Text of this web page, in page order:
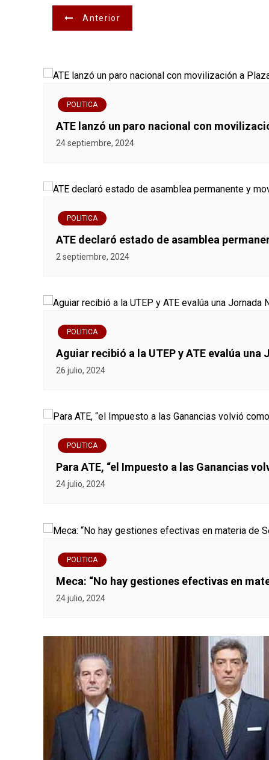
N
v
e
g
a
i
ó
n
e
e
n
t
r
d
a
Anterior
POLITICA
ATE lanzó un paro nacional con
24 septiembre, 2024
POLITICA
ATE declaró estado de asamblea
2 septiembre, 2024
POLITICA
Aguiar recibió a la UTEP y ATE evalúa
26 julio, 2024
POLITICA
Para ATE, “el Impuesto a las Ganancias
24 julio, 2024
POLITICA
Meca: “No hay gestiones efectivas en
24 julio, 2024